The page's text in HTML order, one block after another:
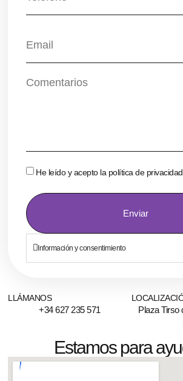
Estamos para
LLÁMANOS
+34 627 235 571
Plaza Tirso
He leído y acepto la política de privacidad
Enviar
Información y consentimiento